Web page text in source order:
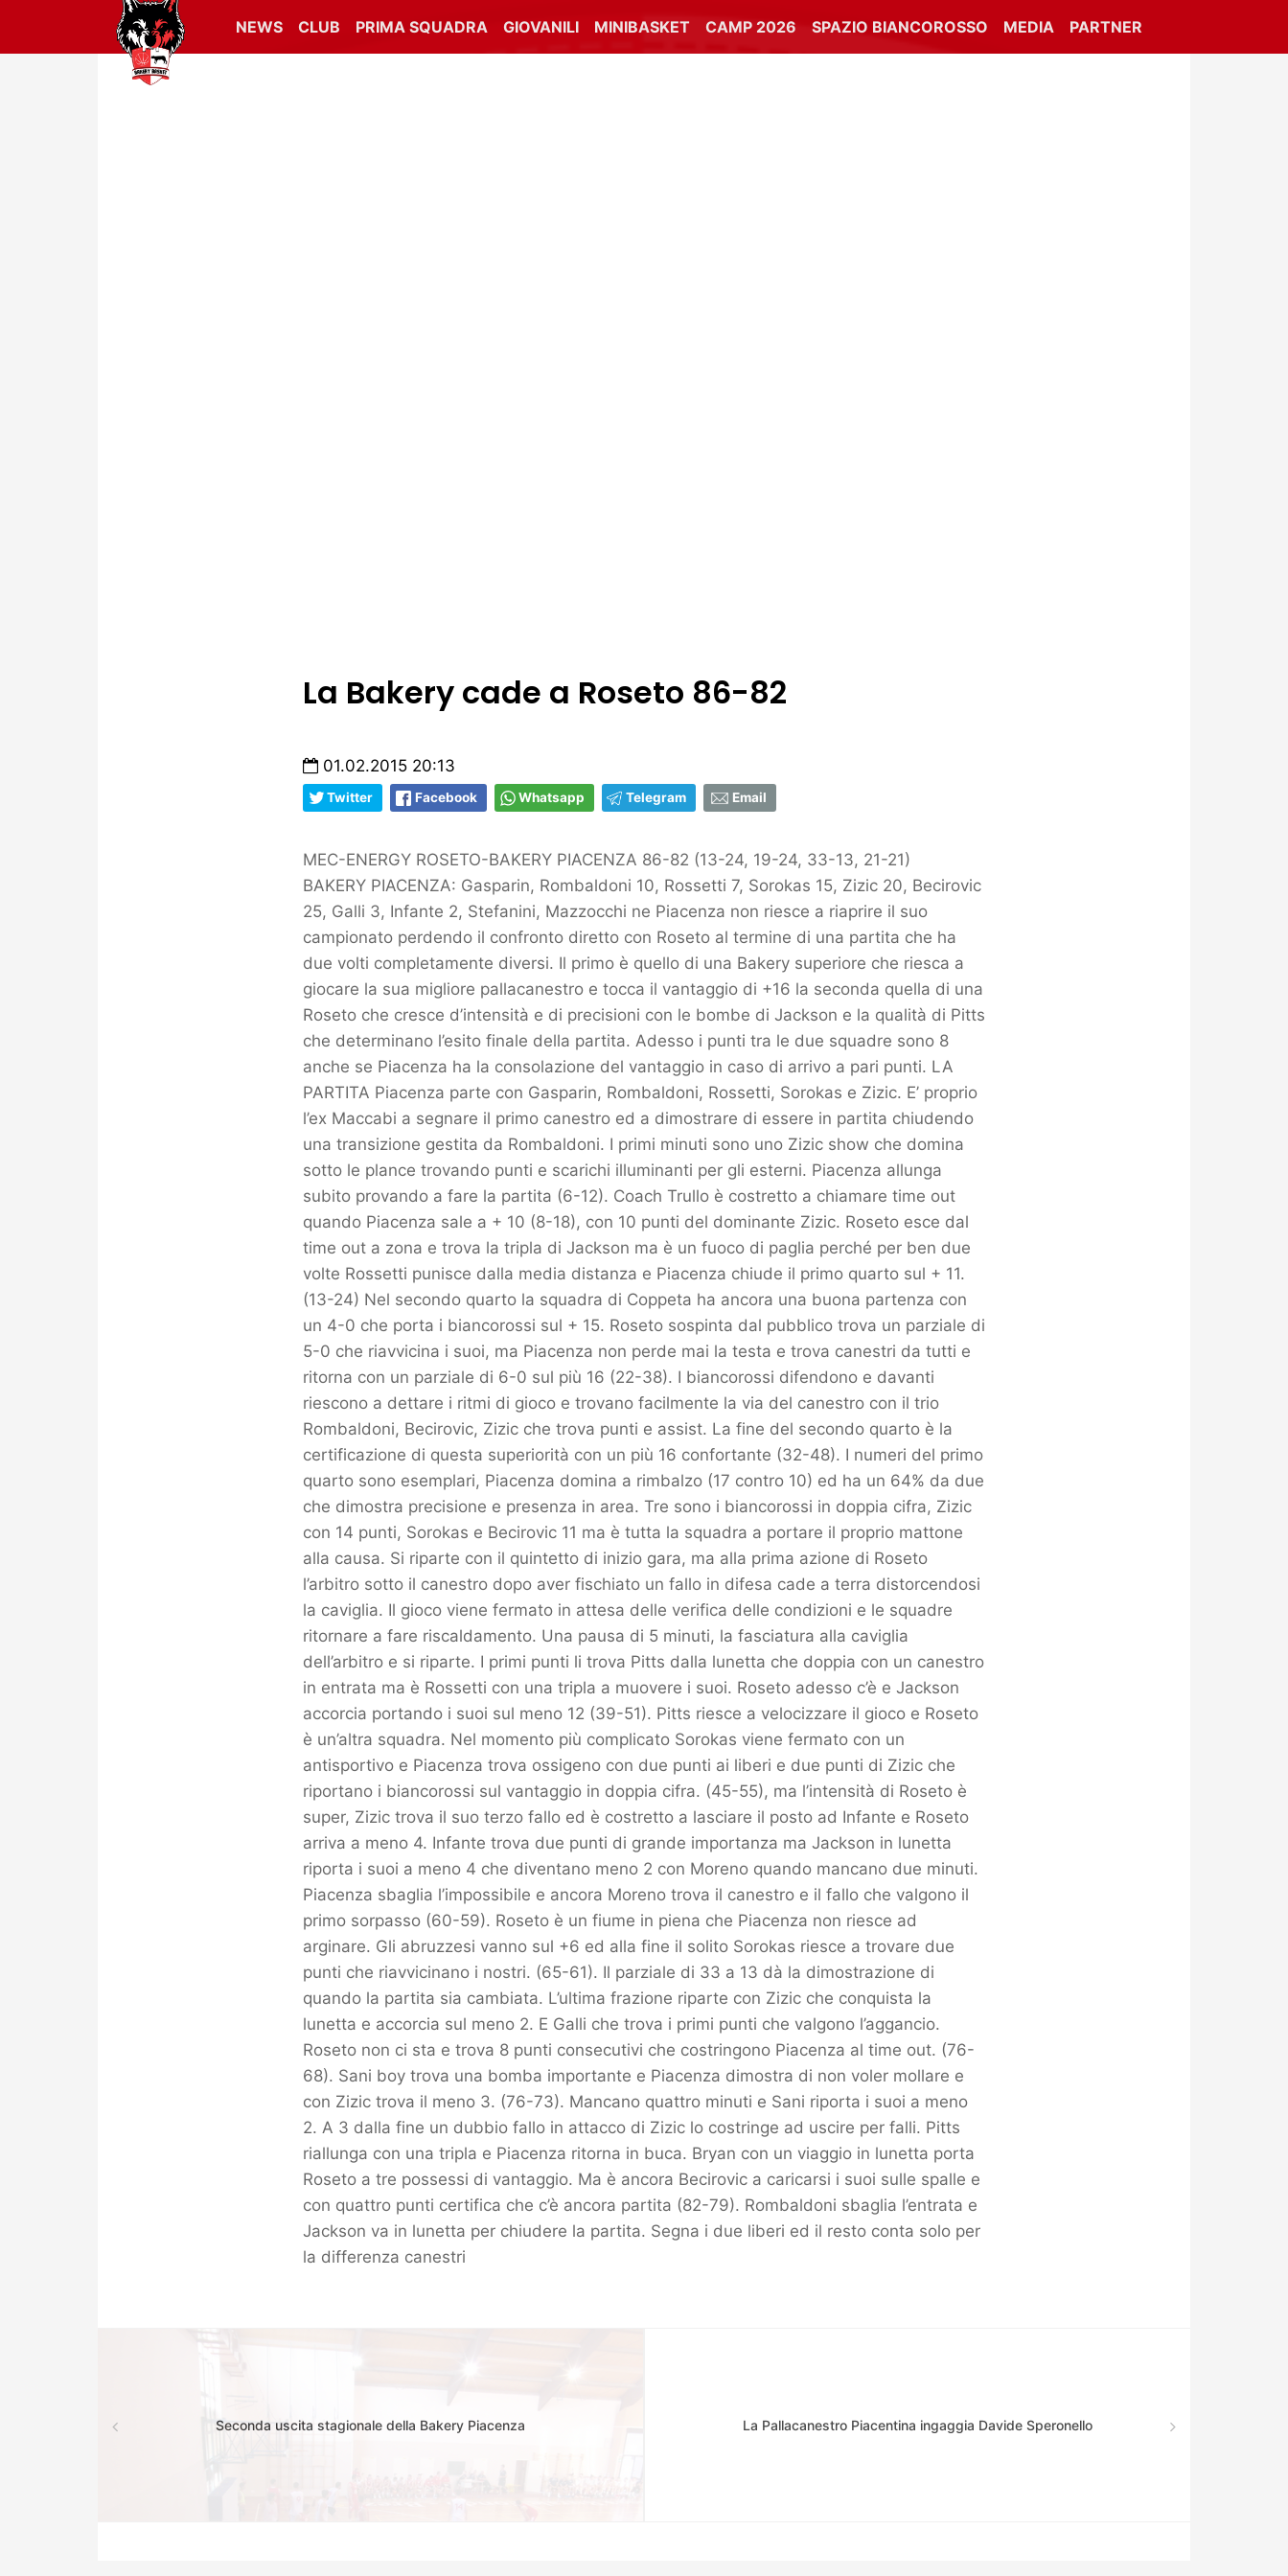
NEWS CLUB PRIMA SQUADRA GIOVANILI MINIBASKET CAMP 2026 SPAZIO BIANCOROSSO MEDIA PARTNER
La Bakery cade a Roseto 86-82
01.02.2015 20:13
Twitter Facebook Whatsapp Telegram Email
MEC-ENERGY ROSETO-BAKERY PIACENZA 86-82 (13-24, 19-24, 33-13, 21-21)
BAKERY PIACENZA: Gasparin, Rombaldoni 10, Rossetti 7, Sorokas 15, Zizic 20, Becirovic
25, Galli 3, Infante 2, Stefanini, Mazzocchi ne Piacenza non riesce a riaprire il suo
campionato perdendo il confronto diretto con Roseto al termine di una partita che ha
due volti completamente diversi. Il primo è quello di una Bakery superiore che riesca a
giocare la sua migliore pallacanestro e tocca il vantaggio di +16 la seconda quella di una
Roseto che cresce d’intensità e di precisioni con le bombe di Jackson e la qualità di Pitts
che determinano l’esito finale della partita. Adesso i punti tra le due squadre sono 8
anche se Piacenza ha la consolazione del vantaggio in caso di arrivo a pari punti. LA
PARTITA Piacenza parte con Gasparin, Rombaldoni, Rossetti, Sorokas e Zizic. E’ proprio
l’ex Maccabi a segnare il primo canestro ed a dimostrare di essere in partita chiudendo
una transizione gestita da Rombaldoni. I primi minuti sono uno Zizic show che domina
sotto le plance trovando punti e scarichi illuminanti per gli esterni. Piacenza allunga
subito provando a fare la partita (6-12). Coach Trullo è costretto a chiamare time out
quando Piacenza sale a + 10 (8-18), con 10 punti del dominante Zizic. Roseto esce dal
time out a zona e trova la tripla di Jackson ma è un fuoco di paglia perché per ben due
volte Rossetti punisce dalla media distanza e Piacenza chiude il primo quarto sul + 11.
(13-24) Nel secondo quarto la squadra di Coppeta ha ancora una buona partenza con
un 4-0 che porta i biancorossi sul + 15. Roseto sospinta dal pubblico trova un parziale di
5-0 che riavvicina i suoi, ma Piacenza non perde mai la testa e trova canestri da tutti e
ritorna con un parziale di 6-0 sul più 16 (22-38). I biancorossi difendono e davanti
riescono a dettare i ritmi di gioco e trovano facilmente la via del canestro con il trio
Rombaldoni, Becirovic, Zizic che trova punti e assist. La fine del secondo quarto è la
certificazione di questa superiorità con un più 16 confortante (32-48). I numeri del primo
quarto sono esemplari, Piacenza domina a rimbalzo (17 contro 10) ed ha un 64% da due
che dimostra precisione e presenza in area. Tre sono i biancorossi in doppia cifra, Zizic
con 14 punti, Sorokas e Becirovic 11 ma è tutta la squadra a portare il proprio mattone
alla causa. Si riparte con il quintetto di inizio gara, ma alla prima azione di Roseto
l’arbitro sotto il canestro dopo aver fischiato un fallo in difesa cade a terra distorcendosi
la caviglia. Il gioco viene fermato in attesa delle verifica delle condizioni e le squadre
ritornare a fare riscaldamento. Una pausa di 5 minuti, la fasciatura alla caviglia
dell’arbitro e si riparte. I primi punti li trova Pitts dalla lunetta che doppia con un canestro
in entrata ma è Rossetti con una tripla a muovere i suoi. Roseto adesso c’è e Jackson
accorcia portando i suoi sul meno 12 (39-51). Pitts riesce a velocizzare il gioco e Roseto
è un’altra squadra. Nel momento più complicato Sorokas viene fermato con un
antisportivo e Piacenza trova ossigeno con due punti ai liberi e due punti di Zizic che
riportano i biancorossi sul vantaggio in doppia cifra. (45-55), ma l’intensità di Roseto è
super, Zizic trova il suo terzo fallo ed è costretto a lasciare il posto ad Infante e Roseto
arriva a meno 4. Infante trova due punti di grande importanza ma Jackson in lunetta
riporta i suoi a meno 4 che diventano meno 2 con Moreno quando mancano due minuti.
Piacenza sbaglia l’impossibile e ancora Moreno trova il canestro e il fallo che valgono il
primo sorpasso (60-59). Roseto è un fiume in piena che Piacenza non riesce ad
arginare. Gli abruzzesi vanno sul +6 ed alla fine il solito Sorokas riesce a trovare due
punti che riavvicinano i nostri. (65-61). Il parziale di 33 a 13 dà la dimostrazione di
quando la partita sia cambiata. L’ultima frazione riparte con Zizic che conquista la
lunetta e accorcia sul meno 2. E Galli che trova i primi punti che valgono l’aggancio.
Roseto non ci sta e trova 8 punti consecutivi che costringono Piacenza al time out. (76-
68). Sani boy trova una bomba importante e Piacenza dimostra di non voler mollare e
con Zizic trova il meno 3. (76-73). Mancano quattro minuti e Sani riporta i suoi a meno
2. A 3 dalla fine un dubbio fallo in attacco di Zizic lo costringe ad uscire per falli. Pitts
riallunga con una tripla e Piacenza ritorna in buca. Bryan con un viaggio in lunetta porta
Roseto a tre possessi di vantaggio. Ma è ancora Becirovic a caricarsi i suoi sulle spalle e
con quattro punti certifica che c’è ancora partita (82-79). Rombaldoni sbaglia l’entrata e
Jackson va in lunetta per chiudere la partita. Segna i due liberi ed il resto conta solo per
la differenza canestri
Seconda uscita stagionale della Bakery Piacenza La Pallacanestro Piacentina ingaggia Davide Speronello